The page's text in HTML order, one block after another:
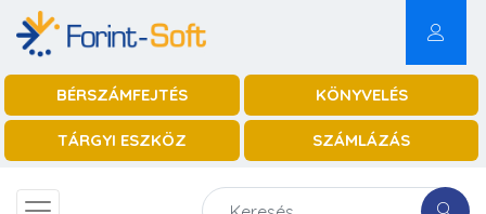
BÉRSZÁMFEJTÉS KÖNYVELÉS
TÁRGYI ESZKÖZ SZÁMLÁZÁS